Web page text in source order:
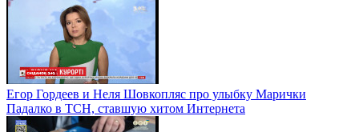
Егор Гордеев и Неля Шовкопляс про улыбку Марички
Падалко в ТСН, ставшую хитом Интернета